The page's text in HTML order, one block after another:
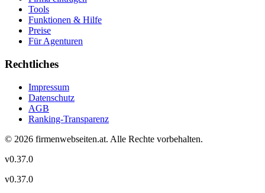
Tools
Funktionen & Hilfe
Preise
Für Agenturen
Rechtliches
Impressum
Datenschutz
AGB
Ranking-Transparenz
© 2026 firmenwebseiten.at. Alle Rechte vorbehalten.
v0.37.0
v0.37.0